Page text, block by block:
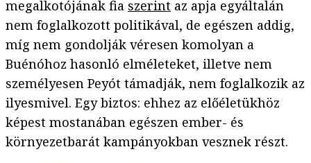
megalkotójának fia szerint az apja egyáltalán
nem foglalkozott politikával, de egészen addig,
míg nem gondolják véresen komolyan a
Buénóhoz hasonló elméleteket, illetve nem
személyesen Peyót támadják, nem foglalkozik az
ilyesmivel. Egy biztos: ehhez az előéletükhöz
képest mostanában egészen ember- és
környezetbarát kampányokban vesznek részt.